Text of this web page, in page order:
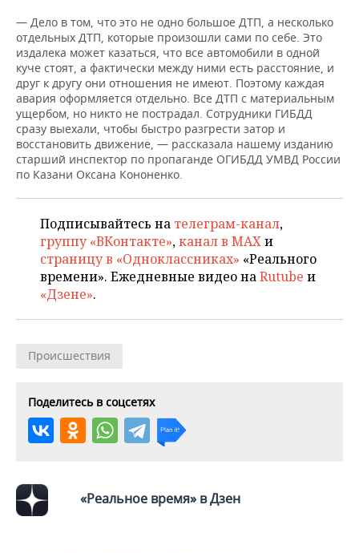
ИНВЕСТИЦИИ
НЕФТЕХИМИЯ
НЕФТЬ
ОПК
ЭНЕРГЕТИКА
НОВОСТИ БИЗНЕСА
РОЗНИЧНАЯ ТОРГОВЛЯ
ТРАНСПОРТ
УСЛУГИ
ТЕХНОЛОГИИ
НОВОСТИ ТЕХНОЛОГИЙ
IT
МЕДИА
ТЕЛЕКОММУНИКАЦИИ
МЕРОПРИЯТИЯ
НОВОСТИ МЕРОПРИЯТИЙ
ВЫЕЗДНАЯ РЕДАКЦИЯ
БИЗНЕС-БРАНЧИ
ONLINE-КОНФЕРЕНЦИИ
ОТКРЫТАЯ ЛЕКЦИЯ
СПОРТ
НОВОСТИ СПОРТА
ФУТБОЛ
ХОККЕЙ
БАСКЕТБОЛ
ВОЛЕЙБОЛ
ФИГУРНОЕ КАТАНИЕ
ХОККЕЙ С МЯЧОМ
ОБЩЕСТВО
НОВОСТИ ОБЩЕСТВА
ВЛАСТЬ
ИНФРАСТРУКТУРА
ИСТОРИЯ
МЕДИЦИНА
ПРОИСШЕСТВИЯ
ФОТОГАЛЕРЕЯ
СЮЖЕТЫ
СПРАВОЧНИК
СПИСОК ПЕРСОН
ПОЛНАЯ ВЕРСИЯ
— Дело в том, что это не одно большое ДТП, а несколько
отдельных ДТП, которые произошли сами по себе. Это
издалека может казаться, что все автомобили в одной
куче стоят, а фактически между ними есть расстояние, и
друг к другу они отношения не имеют. Поэтому каждая
авария оформляется отдельно. Все ДТП с материальным
ущербом, но никто не пострадал. Сотрудники ГИБДД
сразу выехали, чтобы быстро разгрести затор и
восстановить движение, — рассказала нашему изданию
старший инспектор по пропаганде ОГИБДД УМВД России
по Казани Оксана Кононенко.
Подписывайтесь на телеграм-канал,
группу «ВКонтакте»,канал в MAXи
страницу в «Одноклассниках» «Реального
времени». Ежедневные видео наRutube и
«Дзене».
Происшествия
Поделитесь в соцсетях
«Реальное время» в Дзен